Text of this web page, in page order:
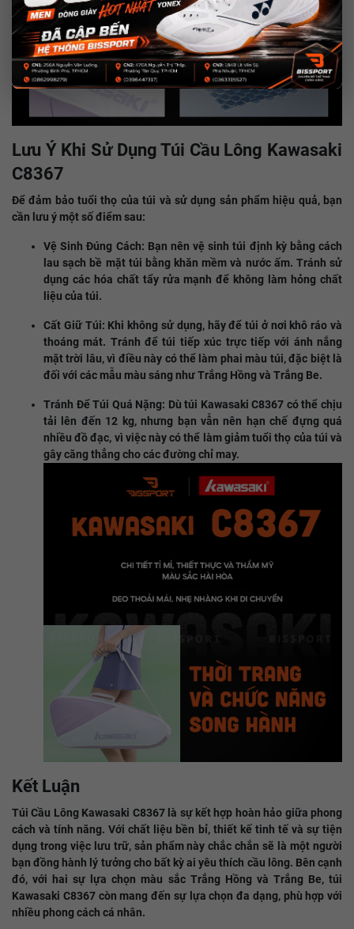
Lưu Ý Khi Sử Dụng Túi Cầu Lông Kawasaki
C8367
Để đảm bảo tuổi thọ của túi và sử dụng sản phẩm hiệu quả, bạn
cần lưu ý một số điểm sau:
Vệ Sinh Đúng Cách: Bạn nên vệ sinh túi định kỳ bằng cách
lau sạch bề mặt túi bằng khăn mềm và nước ấm. Tránh sử
dụng các hóa chất tẩy rửa mạnh để không làm hỏng chất
liệu của túi.
Cất Giữ Túi: Khi không sử dụng, hãy để túi ở nơi khô ráo và
thoáng mát. Tránh để túi tiếp xúc trực tiếp với ánh nắng
mặt trời lâu, vì điều này có thể làm phai màu túi, đặc biệt là
đối với các mẫu màu sáng như Trắng Hồng và Trắng Be.
Tránh Để Túi Quá Nặng: Dù túi Kawasaki C8367 có thể chịu
tải lên đến 12 kg, nhưng bạn vẫn nên hạn chế đựng quá
nhiều đồ đạc, vì việc này có thể làm giảm tuổi thọ của túi và
gây căng thẳng cho các đường chỉ may.
Kết Luận
Túi Cầu Lông Kawasaki C8367 là sự kết hợp hoàn hảo giữa phong
cách và tính năng. Với chất liệu bền bỉ, thiết kế tinh tế và sự tiện
dụng trong việc lưu trữ, sản phẩm này chắc chắn sẽ là một người
bạn đồng hành lý tưởng cho bất kỳ ai yêu thích cầu lông. Bên cạnh
đó, với hai sự lựa chọn màu sắc Trắng Hồng và Trắng Be, túi
Kawasaki C8367 còn mang đến sự lựa chọn đa dạng, phù hợp với
nhiều phong cách cá nhân.